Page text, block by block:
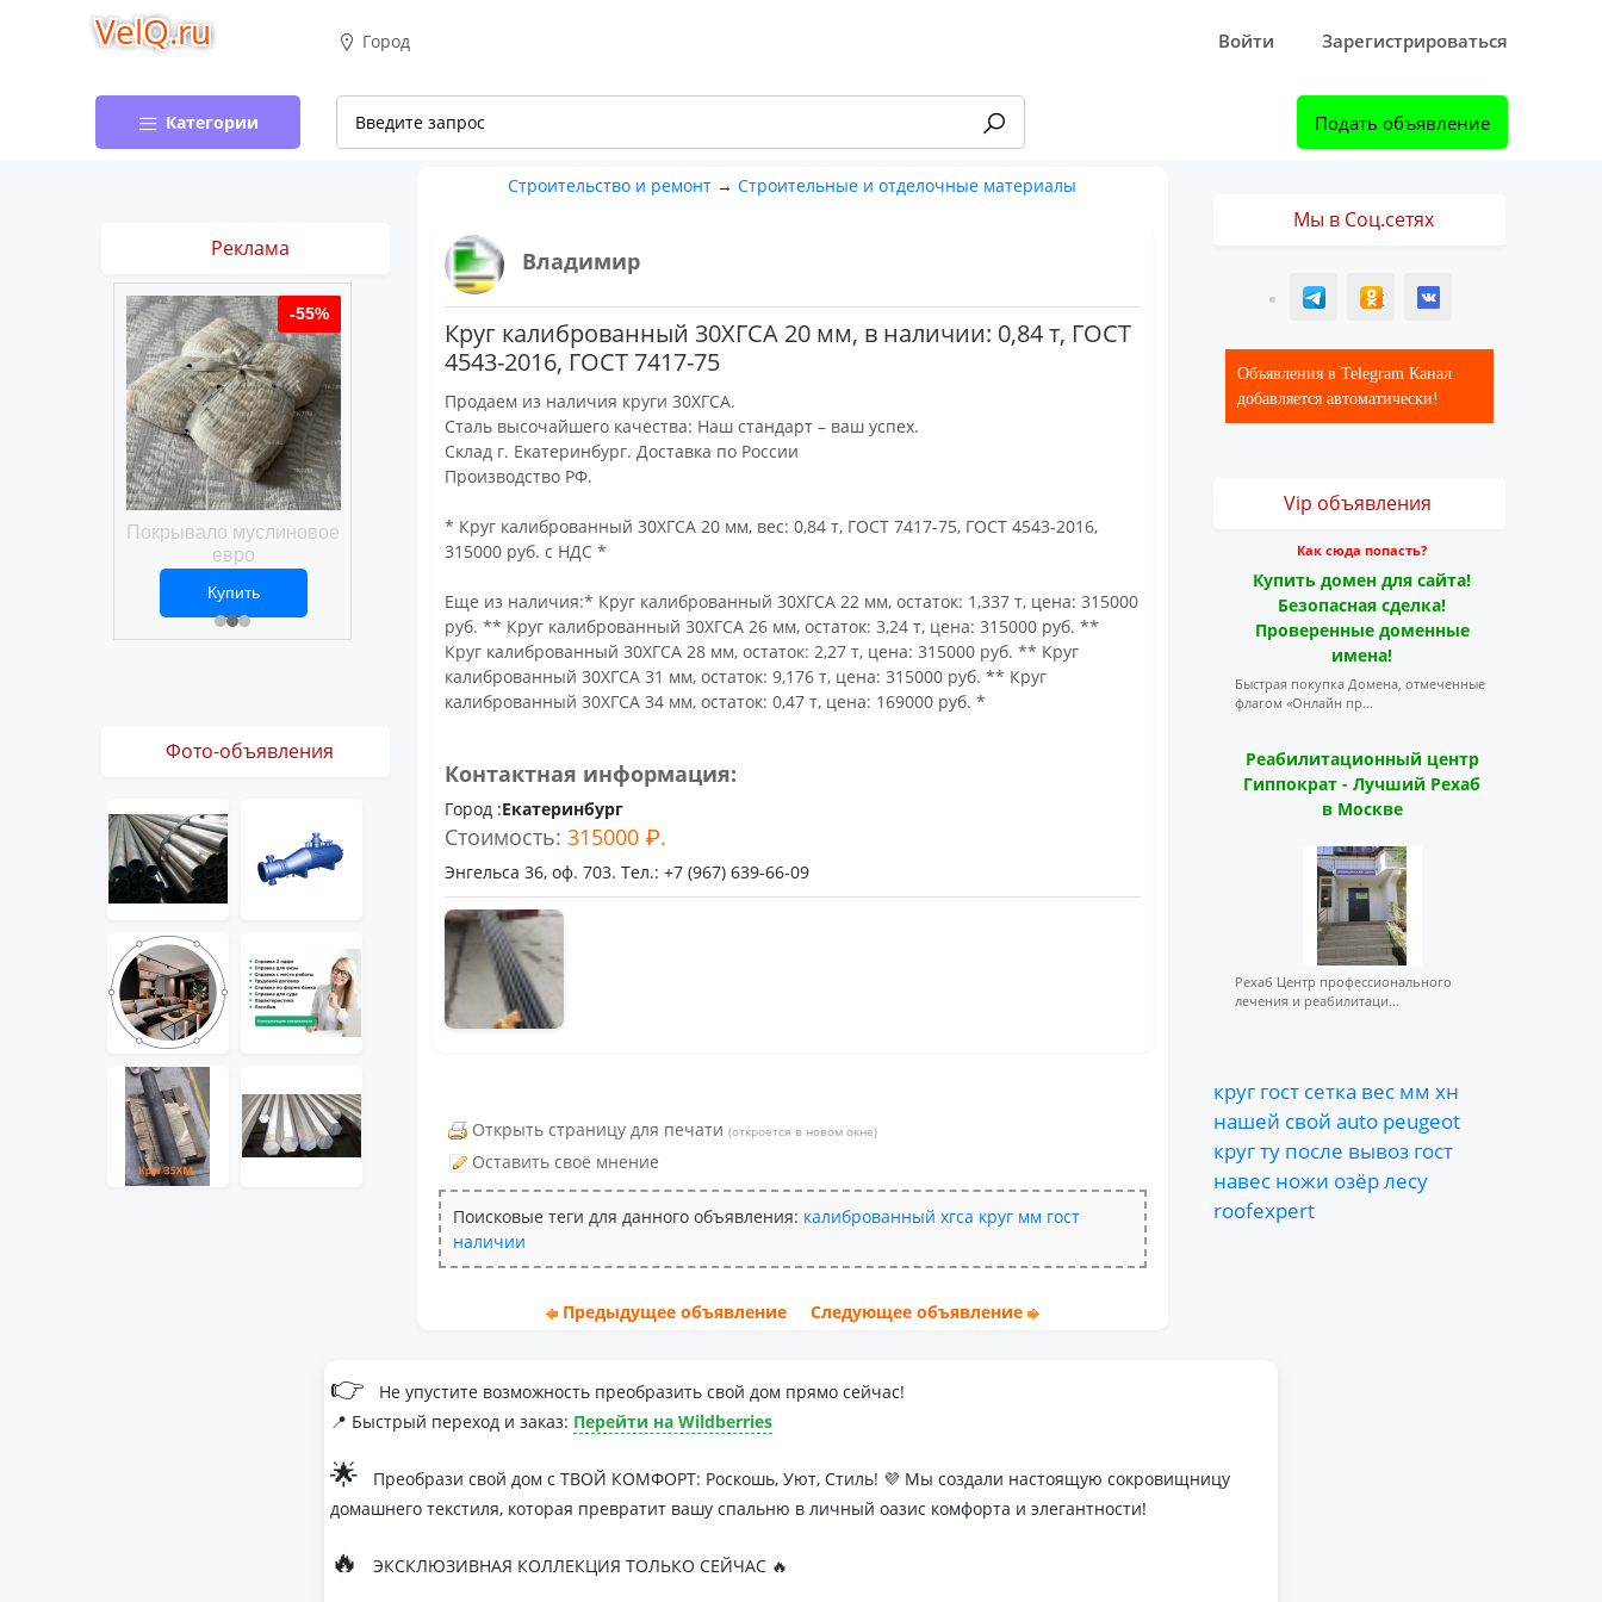
VelQ.ru Город Войти Зарегистрироваться
Категории Подать объявление
Строительство и ремонт →Строительные и отделочные материалы
Владимир
Круг калиброванный 30ХГСА 20 мм, в наличии: 0,84 т, ГОСТ
4543-2016, ГОСТ 7417-75
Продаем из наличия круги 30ХГСА.
Сталь высочайшего качества: Наш стандарт – ваш успех.
Склад г. Екатеринбург. Доставка по России
Производство РФ.
* Круг калиброванный 30ХГСА 20 мм, вес: 0,84 т, ГОСТ 7417-75, ГОСТ 4543-2016,
315000 руб. с НДС *
Еще из наличия:* Круг калиброванный 30ХГСА 22 мм, остаток: 1,337 т, цена: 315000
руб. ** Круг калиброванный 30ХГСА 26 мм, остаток: 3,24 т, цена: 315000 руб. **
Круг калиброванный 30ХГСА 28 мм, остаток: 2,27 т, цена: 315000 руб. ** Круг
калиброванный 30ХГСА 31 мм, остаток: 9,176 т, цена: 315000 руб. ** Круг
калиброванный 30ХГСА 34 мм, остаток: 0,47 т, цена: 169000 руб. *
Контактная информация:
Город :Екатеринбург
Стоимость:315000 ₽.
Энгельса 36, оф. 703. Тел.: +7 (967) 639-66-09
Открыть страницу для печати (откроется в новом окне)
Оставить своё мнение
Поисковые теги для данного объявления: калиброванный хгса круг мм гост
наличии
Предыдущее объявление Следующее объявление
Реклама
-55%
Покрывало муслиновое
евро
2 469 ₽
Купить
-55%
Покрывало вафельное
3 061 ₽
Купить
Фото-объявления
Мы в Соц.сетях
T ОК ВК
Объявления в Telegram Канал
добавляется автоматически!
Vip объявления
Как сюда попасть?
Купить домен для сайта!
Безопасная сделка!
Проверенные доменные
имена!
Быстрая покупка Домена, отмеченные
флагом «Онлайн пр...
Реабилитационный центр
Гиппократ - Лучший Рехаб
в Москве
Рехаб Центр профессионального
лечения и реабилитаци...
круг гост сетка вес мм хн
нашей свой auto peugeot
кругту после вывоз гост
навес ножи озёрлесу
roofexpert
👉
Не упустите возможность преобразить свой дом прямо сейчас!
📍 Быстрый переход и заказ: Перейти на Wildberries
🌟
Преобрази свой дом с ТВОЙ КОМФОРТ: Роскошь, Уют, Стиль! 💜 Мы создали настоящую сокровищницу
домашнего текстиля, которая превратит вашу спальню в личный оазис комфорта и элегантности!
🔥 ЭКСКЛЮЗИВНАЯ КОЛЛЕКЦИЯ ТОЛЬКО СЕЙЧАС 🔥